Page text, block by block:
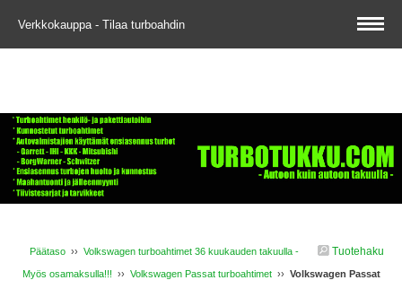
Verkkokauppa - Tilaa turboahdin
Tuotehaku
Päätaso ›› Volkswagen turboahtimet 36 kuukauden takuulla -
Myös osamaksulla!!! ›› Volkswagen Passat turboahtimet›› Volkswagen Passat